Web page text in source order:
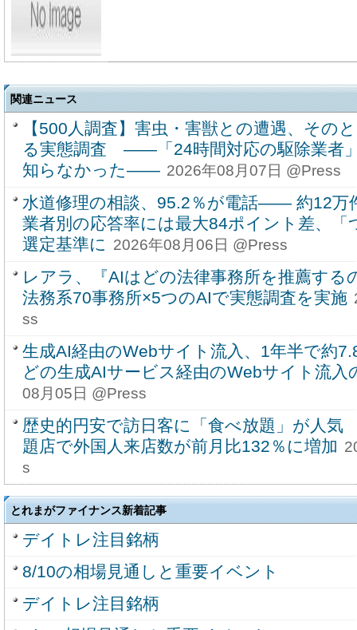
関連ニュース
【500人調査】害虫・害獣との遭遇、その
る実態調査 ――「24時間対応の駆除業者
知らなかった―― 2026年08月07日 @Press
水道修理の相談、95.2％が電話―― 約12
業者別の応答率には最大84ポイント差、
選定基準に 2026年08月06日 @Press
レアラ、『AIはどの法律事務所を推薦する
法務系70事務所×5つのAIで実態調査を実施
ss
生成AI経由のWebサイト流入、1年半で約
どの生成AIサービス経由のWebサイト流入
08月05日 @Press
歴史的円安で訪日客に「食べ放題」が人
題店で外国人来店数が前月比132％に増加
s
とれまがファイナンス新着記事
デイトレ注目銘柄
8/10の相場見通しと重要イベント
デイトレ注目銘柄